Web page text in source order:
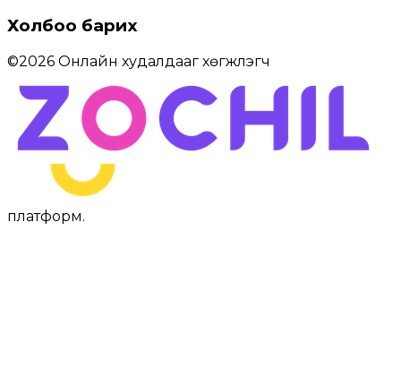
Холбоо барих
©2026 Онлайн худалдааг хөгжүүлэгч
платформ.